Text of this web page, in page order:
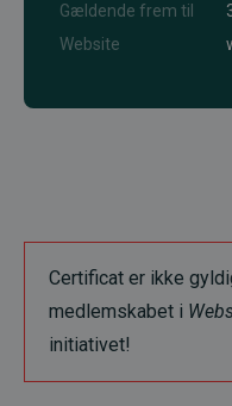
Gældende frem til
Website
Certificat er ikke
medlemskabet i
initiativet!